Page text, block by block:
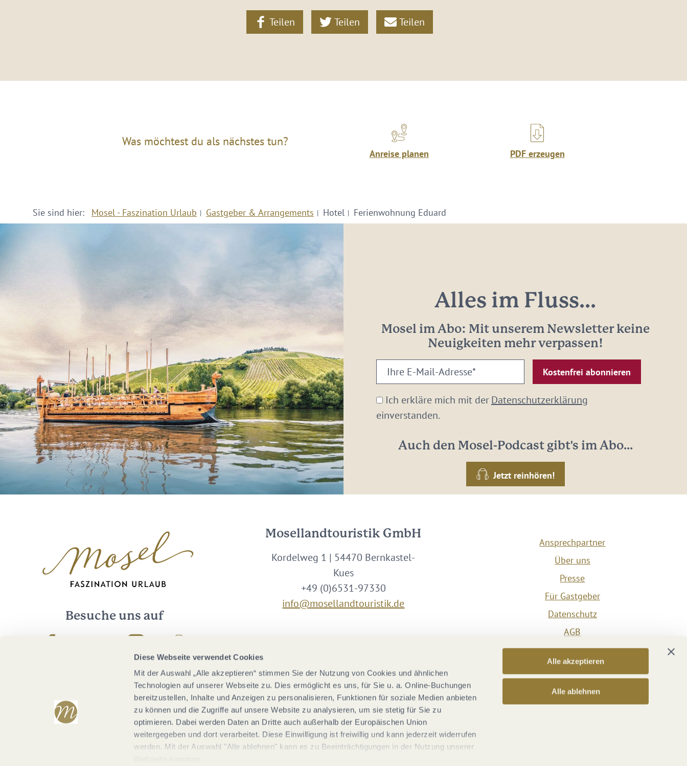
Diese Webseite verwendet Cookies
Mit der Auswahl „Alle akzeptieren“ stimmen Sie der Nutzung von Cookies und ähnlichen
Technologien auf unserer Webseite zu. Dies ermöglicht es uns, für Sie u. a. Online-Buchungen
bereitzustellen, Inhalte und Anzeigen zu personalisieren, Funktionen für soziale Medien anbieten
zu können und die Zugriffe auf unsere Website zu analysieren, um sie stetig für Sie zu
optimieren. Dabei werden Daten an Dritte auch außerhalb der Europäischen Union
weitergegeben und dort verarbeitet. Diese Einwilligung ist freiwillig und kann jederzeit widerrufen
werden. Mit der Auswahl "Alle ablehnen" kann es zu Beeinträchtigungen in der Nutzung unserer
Alle akzeptieren
Alle ablehnen
Teilen Teilen Teilen
Was möchtest du als nächstes tun?
Anreise planen PDF erzeugen
Sie sind hier: Mosel - Faszination Urlaub Gastgeber & Arrangements Hotel Ferienwohnung Eduard
Alles im Fluss...
Mosel im Abo: Mit unserem Newsletter keine
Neuigkeiten mehr verpassen!
Ihre
E-
Mail-
Adresse:
Ich erkläre mich mit derDatenschutzerklärung
einverstanden.
Auch den Mosel-Podcast gibt's im Abo...
Jetzt reinhören!
Besuche uns auf
Mosellandtouristik GmbH
Kordelweg 1 | 54470 Bernkastel-
Kues
+49 (0)6531-97330
info@mosellandtouristik.de
Ansprechpartner
Über uns
Presse
Für Gastgeber
Datenschutz
AGB
Impressum
Barrierefreiheit
Vertrag widerrufen
Versicherungsvertrag widerrufen